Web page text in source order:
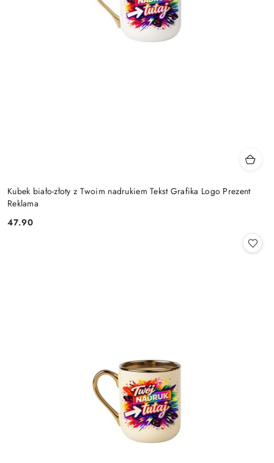
Kubek biało-złoty z Twoim nadrukiem Tekst Grafika Logo Prezent
Reklama
Cena:
47.90